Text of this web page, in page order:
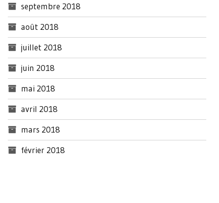
septembre 2018
août 2018
juillet 2018
juin 2018
mai 2018
avril 2018
mars 2018
février 2018